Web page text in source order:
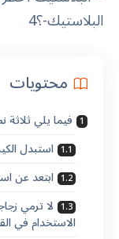
محتويات
فيما يلي
استبدل
ابتعد عن
لا ترمي
الاستخدام في